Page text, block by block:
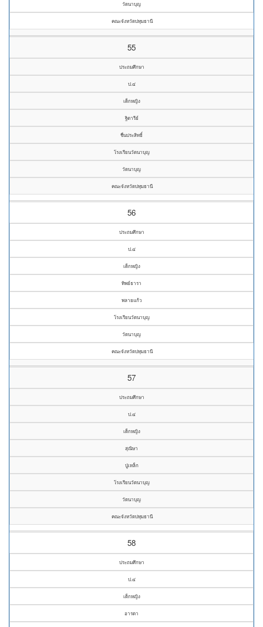
วัดนาบุญ
คณะจังหวัดปทุมธานี
55
ประถมศึกษา
ป.๔
เด็กหญิง
ฐิตารีย์
ชื่นประสิทธิ์
โรงเรียนวัดนาบุญ
วัดนาบุญ
คณะจังหวัดปทุมธานี
56
ประถมศึกษา
ป.๔
เด็กหญิง
ทิพย์ธารา
พลายแก้ว
โรงเรียนวัดนาบุญ
วัดนาบุญ
คณะจังหวัดปทุมธานี
57
ประถมศึกษา
ป.๔
เด็กหญิง
สุณิษา
ปู่เหล็ก
โรงเรียนวัดนาบุญ
วัดนาบุญ
คณะจังหวัดปทุมธานี
58
ประถมศึกษา
ป.๔
เด็กหญิง
อารดา